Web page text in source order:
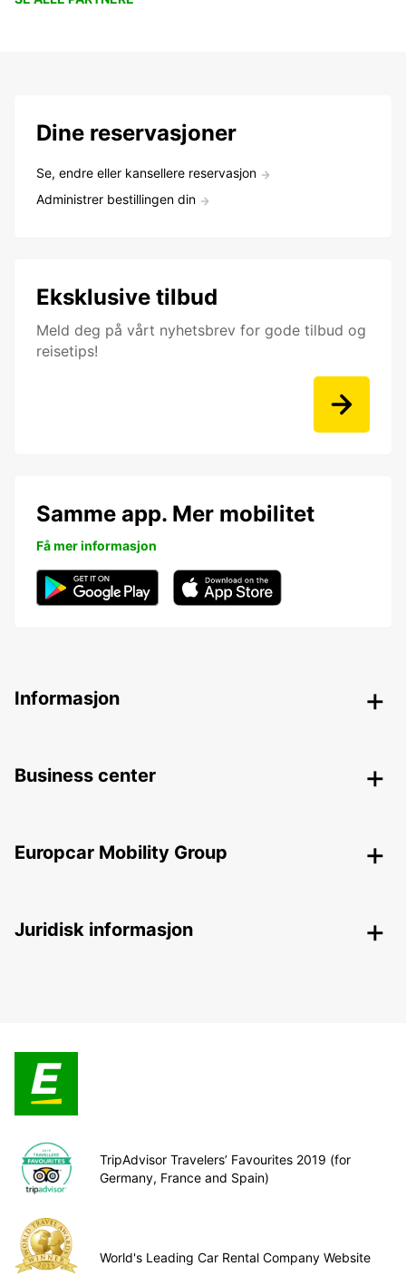
Dine reservasjoner
Se, endre eller kansellere reservasjon
Administrer bestillingen din
Eksklusive tilbud
Meld deg på vårt nyhetsbrev for gode tilbud og
reisetips!
Samme app. Mer mobilitet
Få mer informasjon
Informasjon
Business center
Europcar Mobility Group
Juridisk informasjon
TripAdvisor Travelers’ Favourites 2019 (for
Germany, France and Spain)
World's Leading Car Rental Company Website